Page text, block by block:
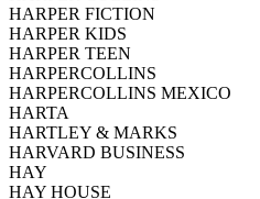
HARPER FICTION
HARPER KIDS
HARPER TEEN
HARPERCOLLINS
HARPERCOLLINS MEXICO
HARTA
HARTLEY & MARKS
HARVARD BUSINESS
HAY
HAY HOUSE